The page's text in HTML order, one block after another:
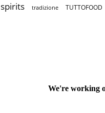
spirits tradizione TUTTOFOOD